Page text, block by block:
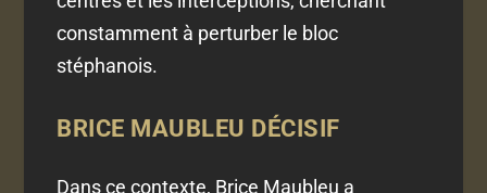
constamment à perturber le bloc
stéphanois.
BRICE MAUBLEU DÉCISIF
Dans ce contexte, Brice Maubleu a